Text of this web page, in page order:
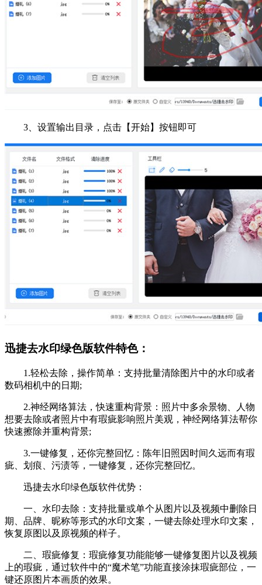
3、设置输出目录，点击【开始】按钮即可
迅捷去水印绿色版软件特色：
1.轻松去除，操作简单：支持批量清除图片中的水印或者
数码相机中的日期;
2.神经网络算法，快速重构背景：照片中多余景物、人物
想要去除或者照片中有瑕疵影响照片美观，神经网络算法帮你
快速擦除并重构背景;
3.一键修复，还你完整回忆：陈年旧照因时间久远而有瑕
疵、划痕、污渍等，一键修复，还你完整回忆。
迅捷去水印绿色版软件优势：
一、水印去除：支持批量或单个从图片以及视频中删除日
期、品牌、昵称等形式的水印文案，一键去除处理水印文案，
恢复原图以及原视频的样子。
二、瑕疵修复：瑕疵修复功能能够一键修复图片以及视频
上的瑕疵，通过软件中的“魔术笔”功能直接涂抹瑕疵部位，一
键还原图片本画质的效果。